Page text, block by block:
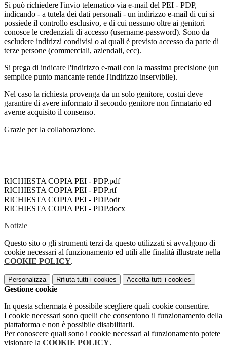
Si può richiedere l'invio telematico via e-mail del PEI - PDP,
indicando - a tutela dei dati personali - un indirizzo e-mail di cui si
possiede il controllo esclusivo, e di cui nessuno oltre ai genitori
conosce le credenziali di accesso (username-password). Sono da
escludere indirizzi condivisi o ai quali è previsto accesso da parte di
terze persone (commerciali, aziendali, ecc).
Si prega di indicare l'indirizzo e-mail con la massima precisione (un
semplice punto mancante rende l'indirizzo inservibile).
Nel caso la richiesta provenga da un solo genitore, costui deve
garantire di avere informato il secondo genitore non firmatario ed
averne acquisito il consenso.
Grazie per la collaborazione.
RICHIESTA COPIA PEI - PDP.pdf
RICHIESTA COPIA PEI - PDP.rtf
RICHIESTA COPIA PEI - PDP.odt
RICHIESTA COPIA PEI - PDP.docx
Notizie
Questo sito o gli strumenti terzi da questo utilizzati si avvalgono di
cookie necessari al funzionamento ed utili alle finalità illustrate nella
COOKIE POLICY.
Personalizza Rifiuta tutti i cookies Accetta tutti i cookies
Gestione cookie
In questa schermata è possibile scegliere quali cookie consentire.
I cookie necessari sono quelli che consentono il funzionamento della
piattaforma e non è possibile disabilitarli.
Per conoscere quali sono i cookie necessari al funzionamento potete
visionare la COOKIE POLICY.